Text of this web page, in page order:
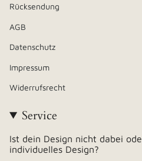
Rücksendung
AGB
Datenschutz
Impressum
Widerrufsrecht
Service
Ist dein Design nicht dabei
individuelles Design?